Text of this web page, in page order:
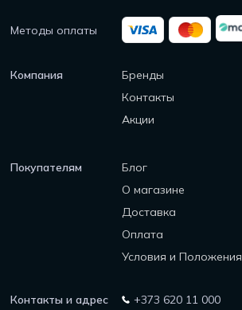
Методы оплаты
Компания
Бренды
Контакты
Акции
Покупателям
Блог
О магазине
Доставка
Оплата
Условия и Положения
Контакты и адрес +373 620 11 000